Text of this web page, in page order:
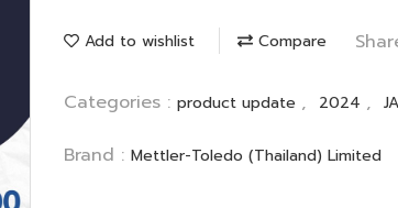
Add to wishlist Compare
Categories : product update , 2024 ,
Brand : Mettler-Toledo (Thailand) Limited